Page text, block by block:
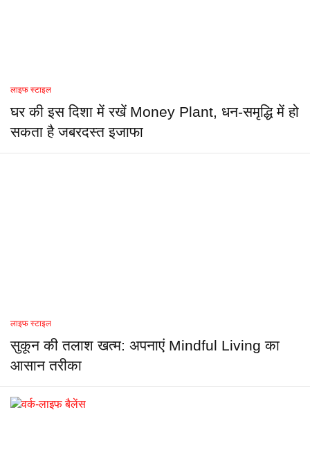
लाइफ स्टाइल
घर की इस दिशा में रखें Money Plant, धन-समृद्धि में हो
सकता है जबरदस्त इजाफा
लाइफ स्टाइल
सुकून की तलाश खत्म: अपनाएं Mindful Living का
आसान तरीका